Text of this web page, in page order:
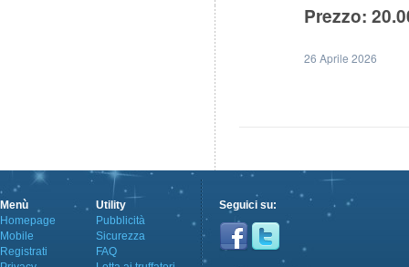
Prezzo:
26 Aprile 2026
Menù
Homepage
Mobile
Registrati
Utility
Pubblicità
Sicurezza
FAQ
Seguici su: